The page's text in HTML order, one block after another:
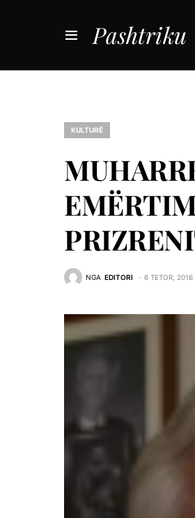
Pashtriku
KULTURË
NGA EDITORI 6 TETOR, 2016